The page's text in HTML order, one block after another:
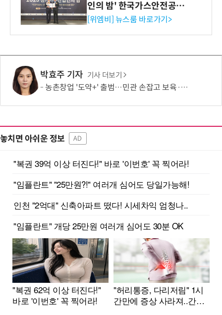
인의 밤' 한국가스안전공사
사장상 수상
[위엠비] 뉴스룸 바로가기>
박효주 기자 기사 더보기
농촌창업 '도약+' 출범…민관 손잡고 보육·판로 지원
놓치면 아쉬운 정보 AD